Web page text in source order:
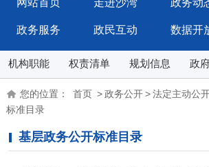
网站首页 走进沙湾 政务动
政务服务 政民互动 数据开
机构职能 权责清单 规划信息 政
您的位置： 首页 >政务公开>法定主动公
标准目录
基层政务公开标准目录